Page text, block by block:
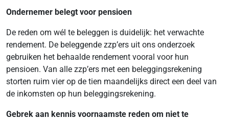
Ondernemer belegt voor pensioen
De reden om wél te beleggen is duidelijk: het verwachte
rendement. De beleggende zzp’ers uit ons onderzoek
gebruiken het behaalde rendement vooral voor hun
pensioen. Van alle zzp’ers met een beleggingsrekening
storten ruim vier op de tien maandelijks direct een deel van
de inkomsten op hun beleggingsrekening.
Gebrek aan kennis voornaamste reden om niet te